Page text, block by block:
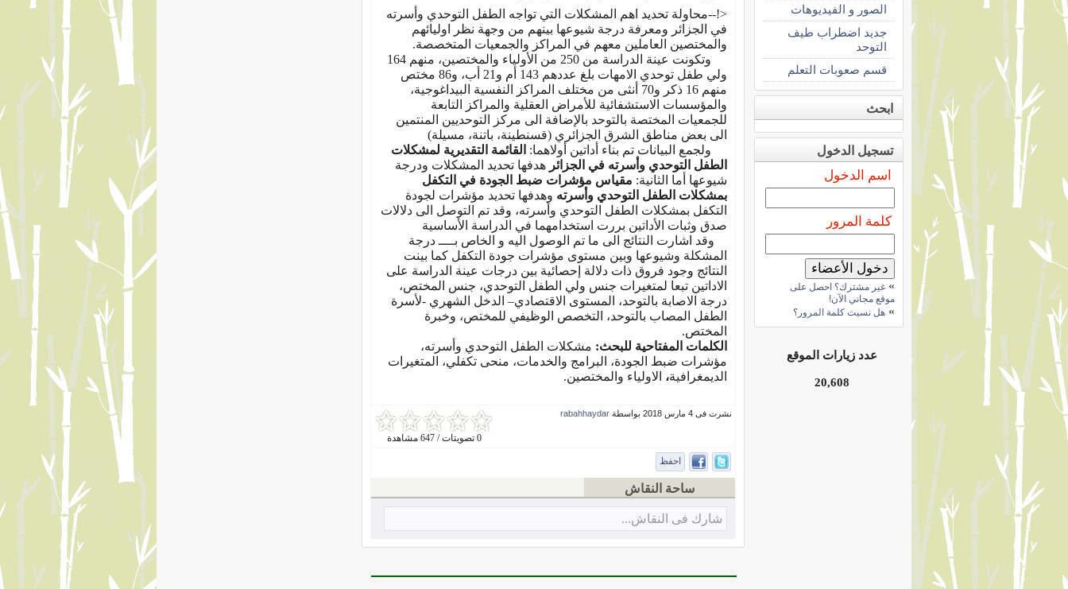
<!--محاولة تحديد اهم المشكلات التي تواجه الطفل التوحدي وأسرته
في الجزائر ومعرفة درجة شيوعها بينهم من وجهة نظر اوليائهم
والمختصين العاملين معهم في المراكز والجمعيات المتخصصة.
وتكونت عينة الدراسة من 250 من الأولياء والمختصين، منهم 164
ولي طفل توحدي الامهات بلغ عددهم 143 أم و21 أب، و86 مختص
منهم 16 ذكر و70 أنثى من مختلف المراكز النفسية البيداغوجية،
والمؤسسات الاستشفائية للأمراض العقلية والمراكز التابعة
للجمعيات المختصة بالتوحد بالإضافة الى مركز التوحديين المنتمين
الى بعض مناطق الشرق الجزائري (قسنطينة، باتنة، مسيلة)
ولجمع البيانات تم بناء أداتين أولاهما: القائمة التقديرية لمشكلات
الطفل التوحدي وأسرته في الجزائر هدفها تحديد المشكلات ودرجة
شيوعها أما الثانية: مقياس مؤشرات ضبط الجودة في التكفل
بمشكلات الطفل التوحدي وأسرته وهدفها تحديد مؤشرات لجودة
التكفل بمشكلات الطفل التوحدي وأسرته، وقد تم التوصل الى دلالات
صدق وثبات الأداتين بررت استخدامهما في الدراسة الأساسية
وقد اشارت النتائج الى ما تم الوصول اليه و الخاص بــــ درجة
المشكلة وشيوعها وبين مستوى مؤشرات جودة التكفل كما بينت
النتائج وجود فروق ذات دلالة إحصائية بين درجات عينة الدراسة على
الاداتين تبعا لمتغيرات جنس ولي الطفل التوحدي، جنس المختص،
درجة الاصابة بالتوحد، المستوى الاقتصادي– الدخل الشهري -لأسرة
الطفل المصاب بالتوحد، التخصص الوظيفي للمختص، وخبرة
المختص.
الكلمات المفتاحية للبحث: مشكلات الطفل التوحدي وأسرته،
مؤشرات ضبط الجودة، البرامج والخدمات، منحى تكفلي، المتغيرات
الديمغرافية، الاولياء والمختصين.
0 تصويتات / 647 مشاهدة
نشرت فى 4 مارس 2018 بواسطة rabahhaydar
احفظ
ساحة النقاش
شارك فى النقاش...
الصور و الفيديوهات
جديد اضطراب طيف
التوحد
قسم صعوبات التعلم
ابحث
تسجيل الدخول
اسم الدخول
كلمة المرور
» غير مشترك؟ احصل على
موقع مجاني الآن!
» هل نسيت كلمة المرور؟
عدد زيارات الموقع
20,608